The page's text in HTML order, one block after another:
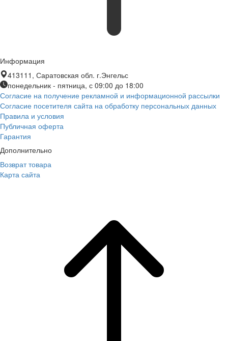
Информация
413111, Саратовская обл. г.Энгельс
понедельник - пятница, с 09:00 до 18:00
Согласие на получение рекламной и информационной рассылки
Согласие посетителя сайта на обработку персональных данных
Правила и условия
Публичная оферта
Гарантия
Дополнительно
Возврат товара
Карта сайта